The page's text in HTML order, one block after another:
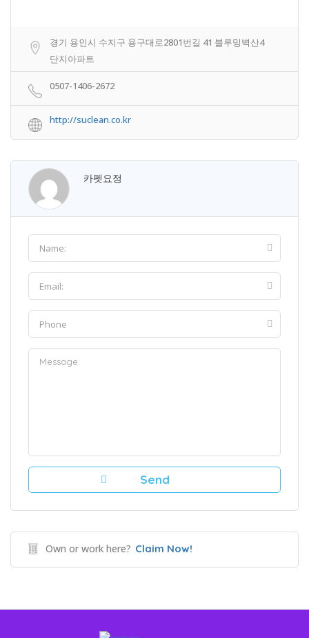
경기 용인시 수지구 용구대로2801번길 41 블루밍벽산4
단지아파트
0507-1406-2672
http://suclean.co.kr
카펫요정
Own or work here? Claim Now!